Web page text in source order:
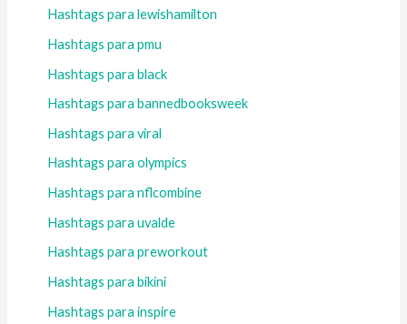
Hashtags para lewishamilton
Hashtags para pmu
Hashtags para black
Hashtags para bannedbooksweek
Hashtags para viral
Hashtags para olympics
Hashtags para nflcombine
Hashtags para uvalde
Hashtags para preworkout
Hashtags para bikini
Hashtags para inspire